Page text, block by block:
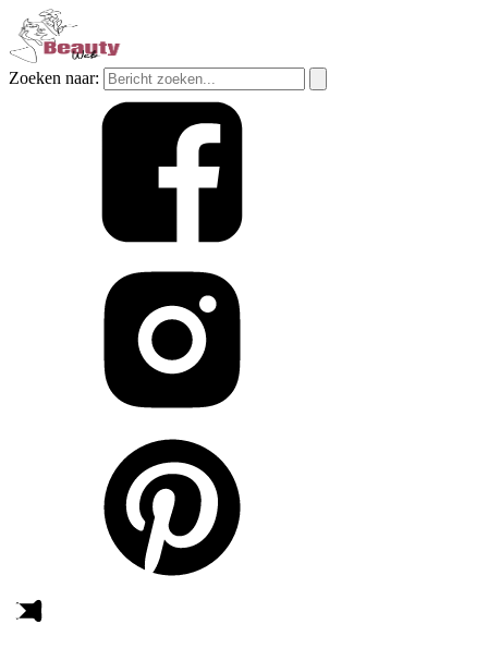
Zoeken naar: